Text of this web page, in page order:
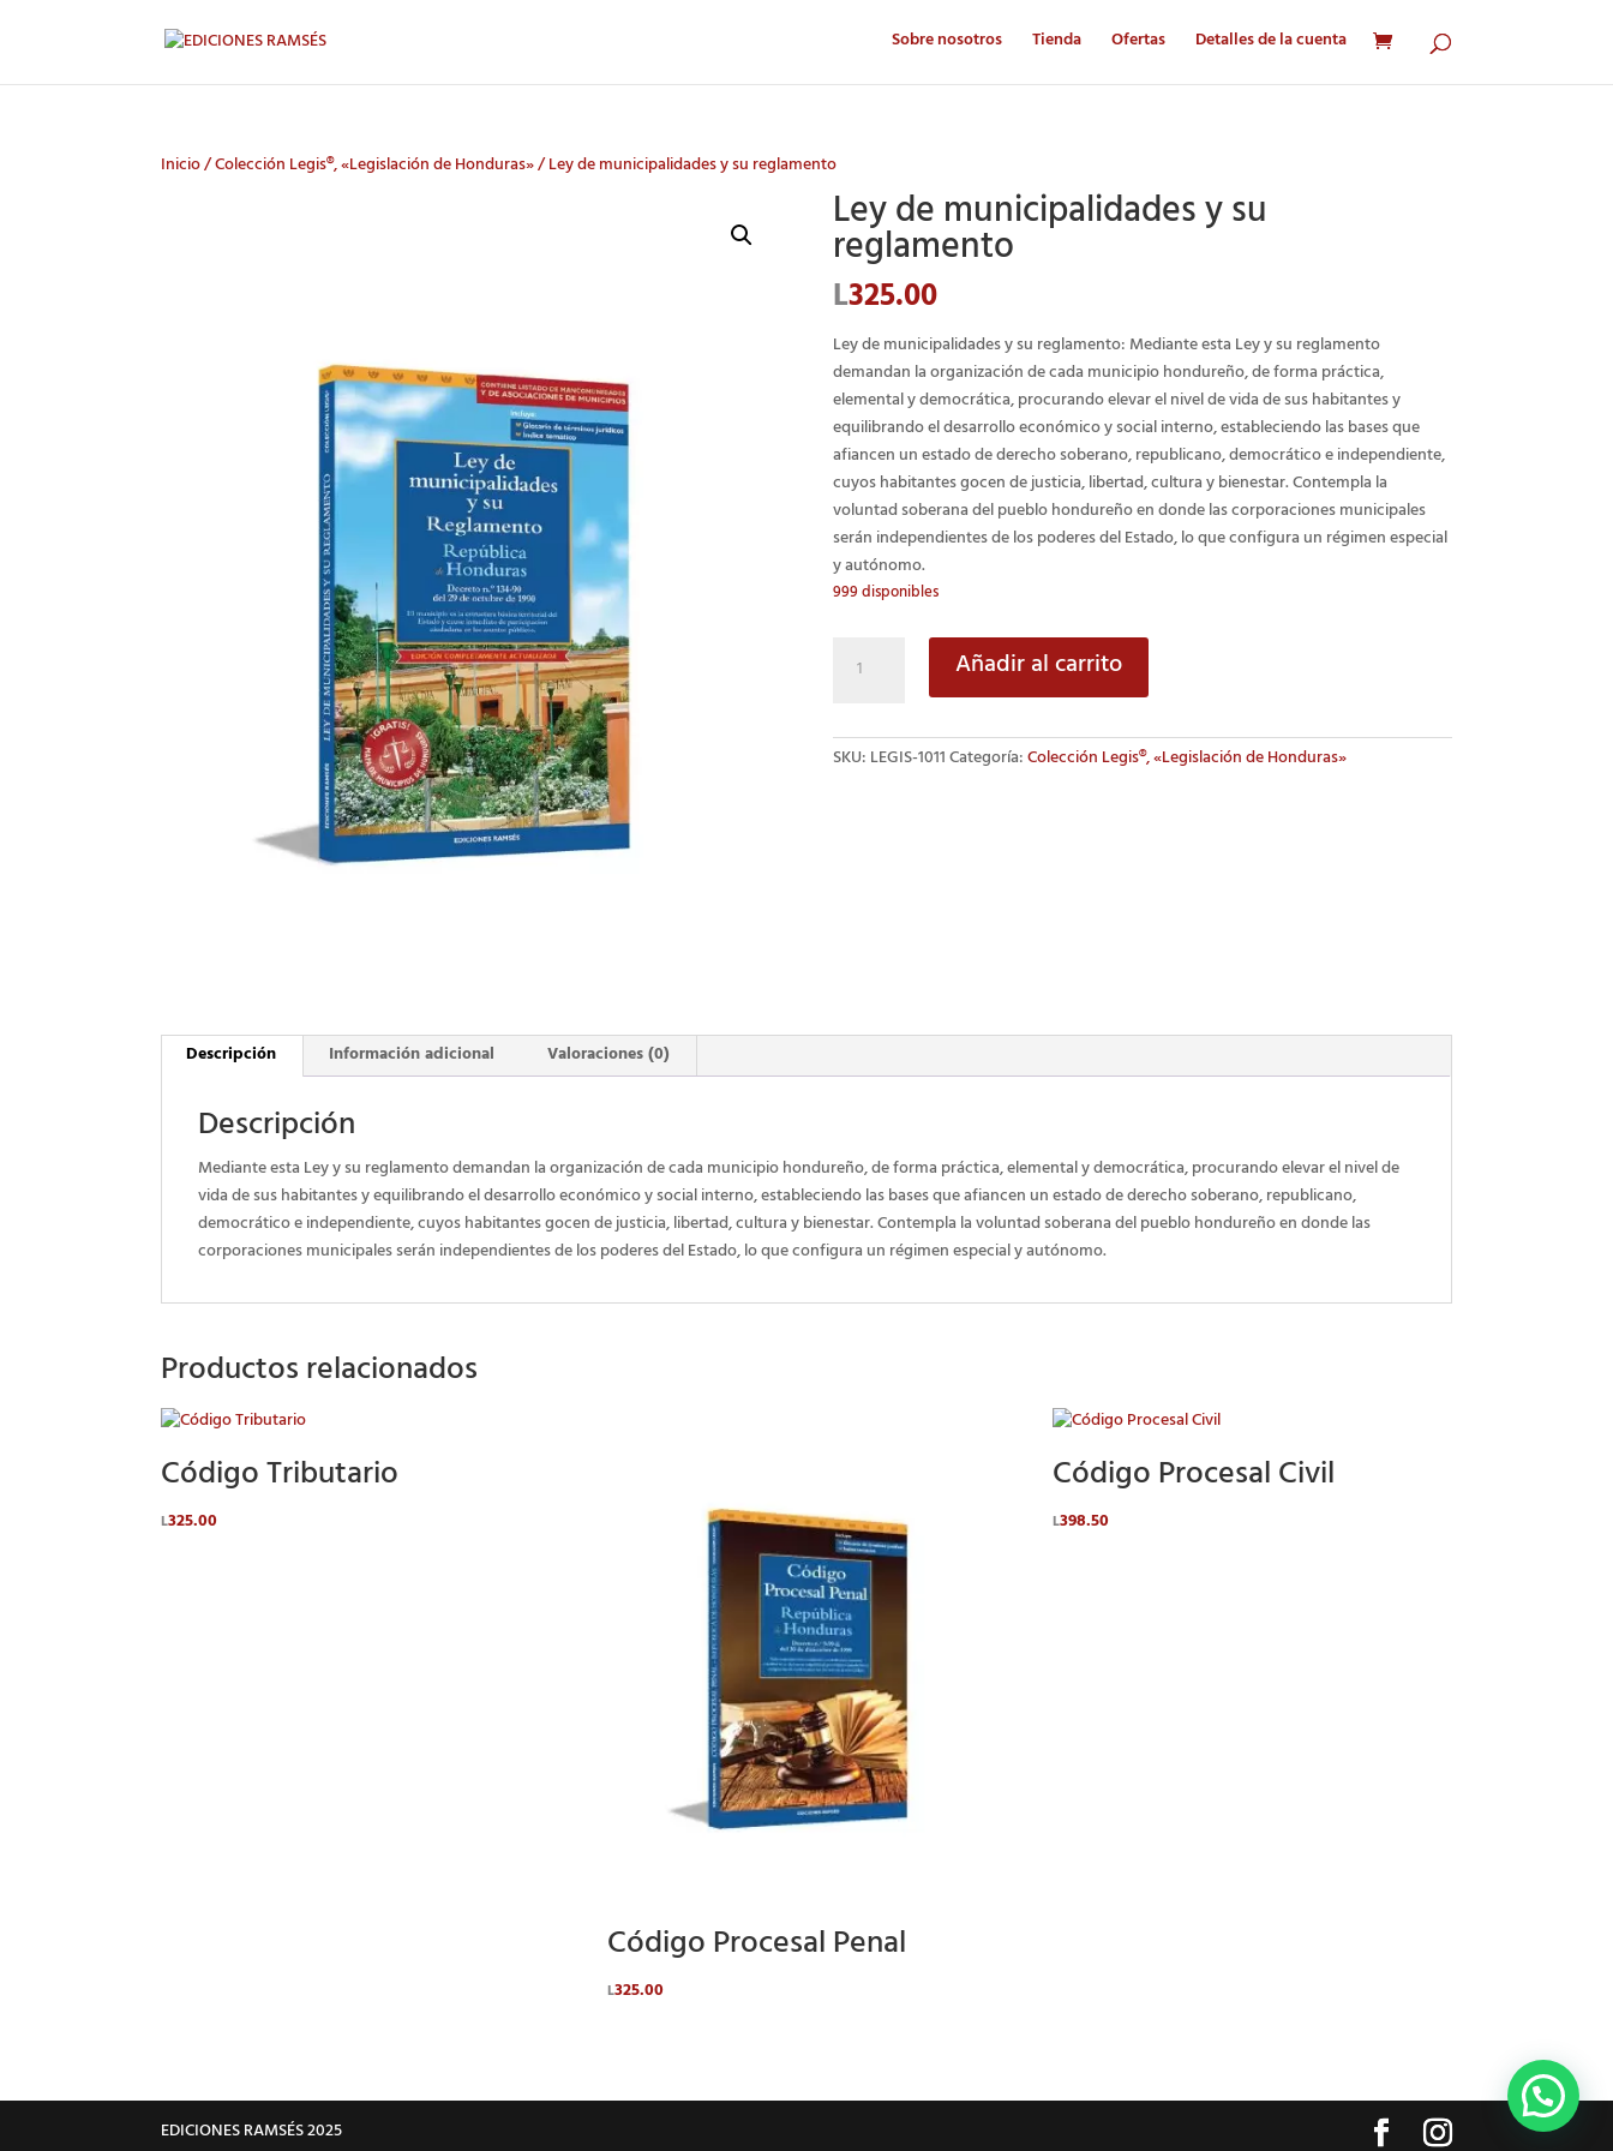
Sobre nosotros Tienda Ofertas Detalles de la cuenta
Inicio/Colección Legis®, «Legislación de Honduras»/ Ley de municipalidades y su reglamento
Ley de municipalidades y su
reglamento
L325.00
Ley de municipalidades y su reglamento: Mediante esta Ley y su reglamento
demandan la organización de cada municipio hondureño, de forma práctica,
elemental y democrática, procurando elevar el nivel de vida de sus habitantes y
equilibrando el desarrollo económico y social interno, estableciendo las bases que
afiancen un estado de derecho soberano, republicano, democrático e independiente,
cuyos habitantes gocen de justicia, libertad, cultura y bienestar. Contempla la
voluntad soberana del pueblo hondureño en donde las corporaciones municipales
serán independientes de los poderes del Estado, lo que configura un régimen especial
y autónomo.
999 disponibles
municipalidades
y
su
Añadir al carrito
SKU:LEGIS-1011Categoría:Colección Legis®, «Legislación de Honduras»
Descripción Información adicional Valoraciones (0)
Descripción
Mediante esta Ley y su reglamento demandan la organización de cada municipio hondureño, de forma práctica, elemental y democrática, procurando elevar el nivel de
vida de sus habitantes y equilibrando el desarrollo económico y social interno, estableciendo las bases que afiancen un estado de derecho soberano, republicano,
democrático e independiente, cuyos habitantes gocen de justicia, libertad, cultura y bienestar. Contempla la voluntad soberana del pueblo hondureño en donde las
corporaciones municipales serán independientes de los poderes del Estado, lo que configura un régimen especial y autónomo.
Productos relacionados
Código Tributario
L325.00
Código Procesal Penal
L325.00
Código Procesal Civil
L398.50
EDICIONES RAMSÉS 2025